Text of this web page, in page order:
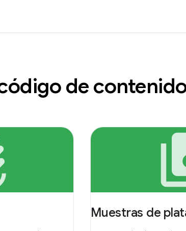
de
Muestras de